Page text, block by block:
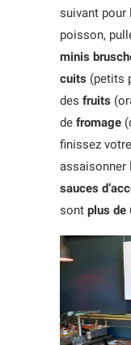
suivant pour
poisson,
minis
cuits (petits
des fruits
de fromage
finissez
assaisonner
sauces
sont plus de